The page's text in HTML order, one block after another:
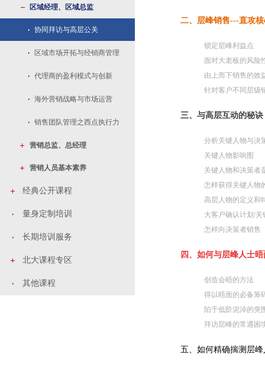
区域经理、区域总监
协同拜访与高层公关
区域市场开拓与经销商管理
代理商的盈利模式与创新
海外营销战略与市场运营
销售团队管理之西点执行力
营销总监、总经理
营销人员基本素养
经典公开课程
量身定制培训
长期培训服务
北大课程专区
其他课程
二、层峰销售---直攻
锁定层峰利益点
面对大老板的风险
由上而下销售的效
针对客户不同层级
三、与高层互动的秘诀
分析关键人物与决
关键人物影响图
关键人物和决策者
怎样获得关键人物
高层人物的定义和
大客户确认计划/
怎样向决策者销售
四、如何与层峰人士晤
创造会晤的方法
得以晤面的必备筹
陷于低阶泥淖的突
拜访层峰的常遇困
五、如何精确揣测层